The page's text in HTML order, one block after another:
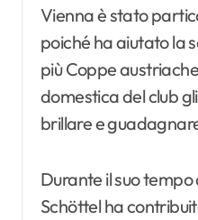
Vienna è stato
poiché ha aiutato la
più Coppe
domestica del club
brillare e
Durante il suo tempo
Schöttel ha